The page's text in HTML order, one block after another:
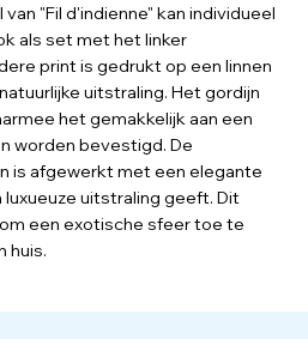
"Fil d'indienne" kan individueel
als set met het linker
print is gedrukt op een linnen
uitstraling. Het gordijn
het gemakkelijk aan een
worden bevestigd. De
is afgewerkt met een elegante
uitstraling geeft. Dit
een exotische sfeer toe te
huis.